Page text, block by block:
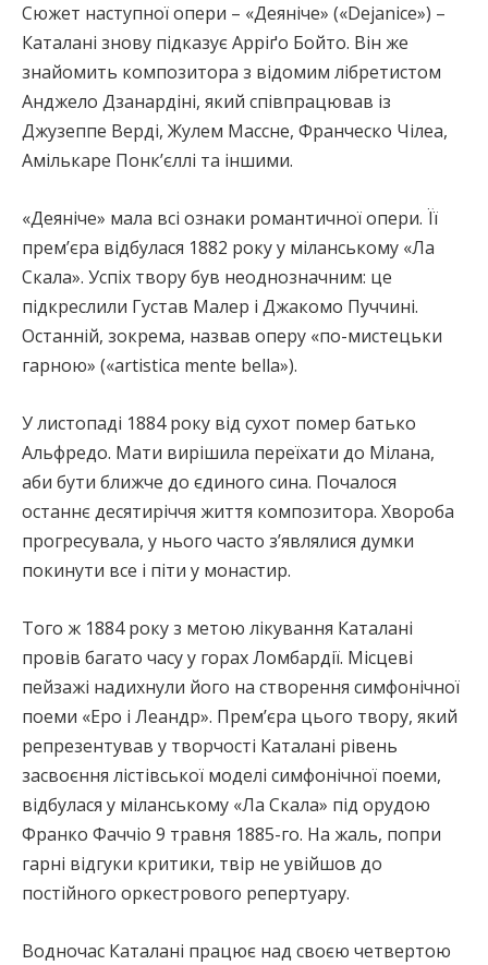
Сюжет наступної опери – «Деяніче» («Dejanice») –
Каталані знову підказує Арріґо Бойто. Він же
знайомить композитора з відомим лібретистом
Анджело Дзанардіні, який співпрацював із
Джузеппе Верді, Жулем Массне, Франческо Чілеа,
Амількаре Понк’єллі та іншими.
«Деяніче» мала всі ознаки романтичної опери. Її
прем’єра відбулася 1882 року у міланському «Ла
Скала». Успіх твору був неоднозначним: це
підкреслили Густав Малер і Джакомо Пуччині.
Останній, зокрема, назвав оперу «по-мистецьки
гарною» («artistica mente bella»).
У листопаді 1884 року від сухот помер батько
Альфредо. Мати вирішила переїхати до Мілана,
аби бути ближче до єдиного сина. Почалося
останнє десятиріччя життя композитора. Хвороба
прогресувала, у нього часто з’являлися думки
покинути все і піти у монастир.
Того ж 1884 року з метою лікування Каталані
провів багато часу у горах Ломбардії. Місцеві
пейзажі надихнули його на створення симфонічної
поеми «Еро і Леандр». Прем’єра цього твору, який
репрезентував у творчості Каталані рівень
засвоєння лістівської моделі симфонічної поеми,
відбулася у міланському «Ла Скала» під орудою
Франко Фаччіо 9 травня 1885-го. На жаль, попри
гарні відгуки критики, твір не увійшов до
постійного оркестрового репертуару.
Водночас Каталані працює над своєю четвертою